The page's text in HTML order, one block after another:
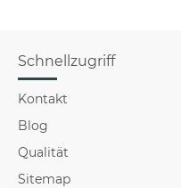
Schnellzugriff
Kontakt
Blog
Qualität
Sitemap